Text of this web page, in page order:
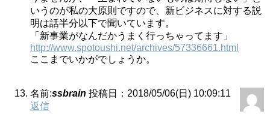
いうのが私の大原則ですので、新ビジネスに対する説
明は話半分以下で聞いています。
「新事業がなんだかうまく行っちゃってます」
http://www.spotoushi.net/archives/57336661.html
ここまでいかがでしょうか。
名前:ssbrain 投稿日：2018/05/06(日) 10:09:11
返信